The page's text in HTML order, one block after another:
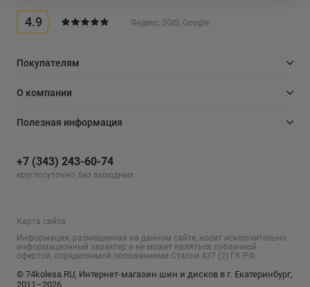
4.9 Яндекс, 2GIS, Google
Покупателям
О компании
Полезная информация
+7 (343) 243-60-74
круглосуточно, без выходных
Карта сайта
Информация, размещенная на данном сайте, носит исключительно
информационный характер и не может являться публичной
офертой, определяемой положениями Статьи 437 (2) ГК РФ.
© 74kolesa.RU, Интернет-магазин шин и дисков в г. Екатеринбург,
2011–2026